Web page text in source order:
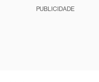
PUBLICIDADE